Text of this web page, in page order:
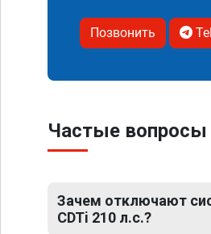
Позвонить
Частые вопросы
Зачем отключают
CDTi 210 л.с.?